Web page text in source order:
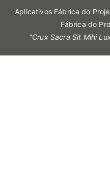
Aplicativos Fábrica do
Fábrica do
"Crux Sacra Sit Mihi